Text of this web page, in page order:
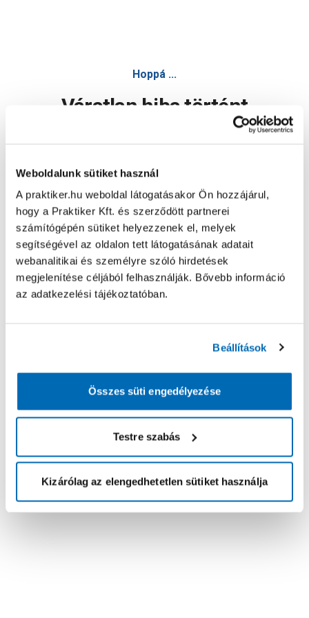
Weboldalunk sütiket használ
A praktiker.hu weboldal látogatásakor Ön hozzájárul,
hogy a Praktiker Kft. és szerződött partnerei
számítógépén sütiket helyezzenek el, melyek
segítségével az oldalon tett látogatásának adatait
webanalitikai és személyre szóló hirdetések
megjelenítése céljából felhasználják. Bővebb információ
az adatkezelési tájékoztatóban.
Beállítások
Összes süti engedélyezése
Testre szabás
Kizárólag az elengedhetetlen sütiket használja
Hoppá ...
Váratlan hiba történt
Oldal újratöltése